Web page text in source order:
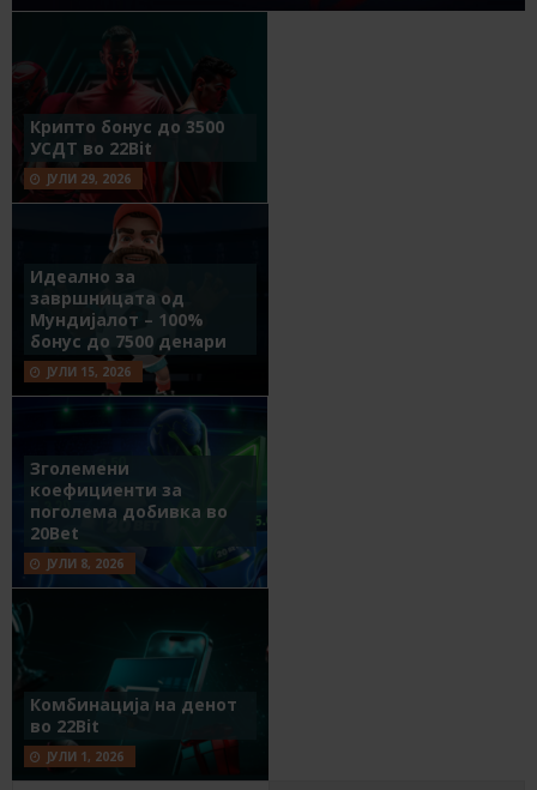
Крипто бонус до 3500
УСДТ во 22Bit
ЈУЛИ 29, 2026
Идеално за
завршницата од
Мундијалот – 100%
бонус до 7500 денари
ЈУЛИ 15, 2026
Зголемени
коефициенти за
поголема добивка во
20Bet
ЈУЛИ 8, 2026
Комбинација на денот
во 22Bit
ЈУЛИ 1, 2026